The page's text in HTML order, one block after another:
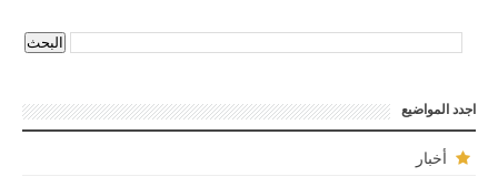
اجدد المواضيع
أخبار